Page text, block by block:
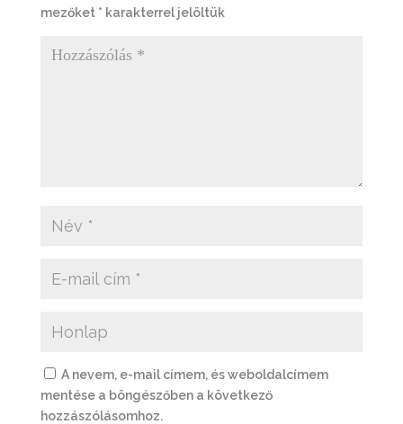
mezőket * karakterrel jelöltük
A nevem, e-mail címem, és weboldalcímem
mentése a böngészőben a következő
hozzászólásomhoz.